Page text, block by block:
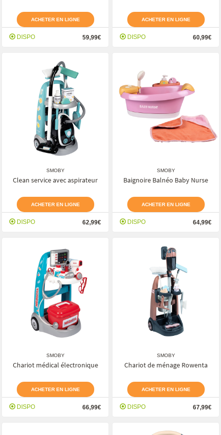
ACHETER EN LIGNE
DISPO 59,99€
ACHETER EN LIGNE
DISPO 60,99€
SMOBY
Clean service avec aspirateur
ACHETER EN LIGNE
DISPO 62,99€
SMOBY
Baignoire Balnéo Baby Nurse
ACHETER EN LIGNE
DISPO 64,99€
SMOBY
Chariot médical électronique
ACHETER EN LIGNE
DISPO 66,99€
SMOBY
Chariot de ménage Rowenta
ACHETER EN LIGNE
DISPO 67,99€